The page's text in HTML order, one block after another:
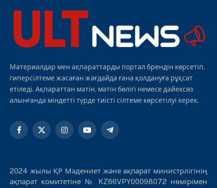
Материалдар мен ақпараттарды портал брендін көрсетіп,
гиперсілтеме жасаған жағдайда ғана қолдануға рұқсат
етіледі. Ақпараттан мәтін, мәтін бөлігі немесе дәйексөз
алынғанда міндетті түрде тиісті сілтеме көрсетілуі керек.
Facebook
X
InstagramYouTubeTelegram
2024 жылы ҚР Мәдениет және ақпарат министрлігінің
ақпарат комитетіне № KZ66VPY00098072 нөмірімен